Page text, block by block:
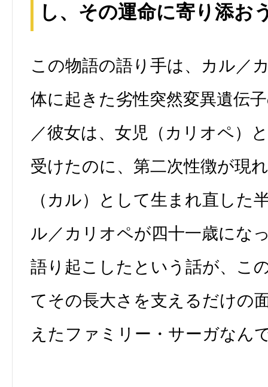
し、その運命に寄り添お
この物語の語り手は、カル／
体に起きた劣性突然変異遺伝
／彼女は、女児（カリオペ）
受けたのに、第二次性徴が現
（カル）として生まれ直した
ル／カリオペが四十一歳にな
語り起こしたという話が、こ
てその長大さを支えるだけの
えたファミリー・サーガなん